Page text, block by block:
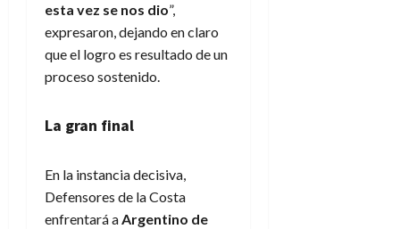
esta vez se nos dio”,
expresaron, dejando en claro
que el logro es resultado de un
proceso sostenido.
La gran final
En la instancia decisiva,
Defensores de la Costa
enfrentará aArgentino de